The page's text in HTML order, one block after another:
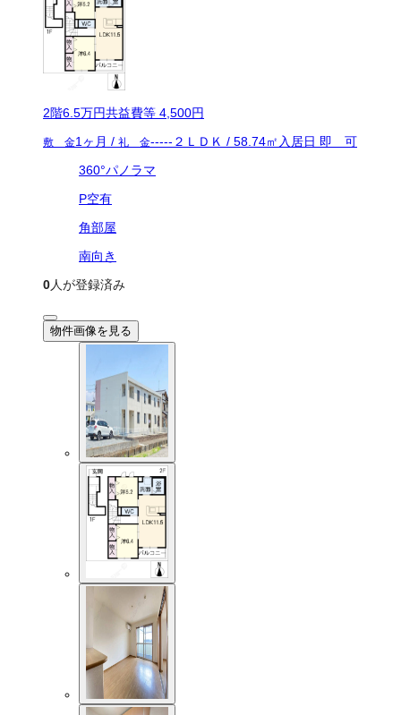
2階6.5万円共益費等 4,500円
敷 金1ヶ月 / 礼 金----- ２ＬＤＫ / 58.74㎡ 入居日 即 可
360°パノラマ
P空有
角部屋
南向き
0人が登録済み
物件画像を見る